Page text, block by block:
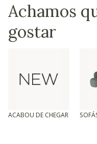
Achamos
gostar
ACABOU DE CHEGAR